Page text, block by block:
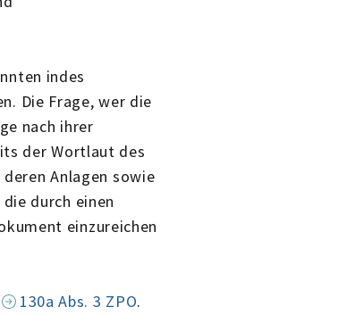
indes
Die Frage, wer die
nach ihrer
der Wortlaut des
Anlagen sowie
durch einen
einzureichen
130a Abs. 3 ZPO.